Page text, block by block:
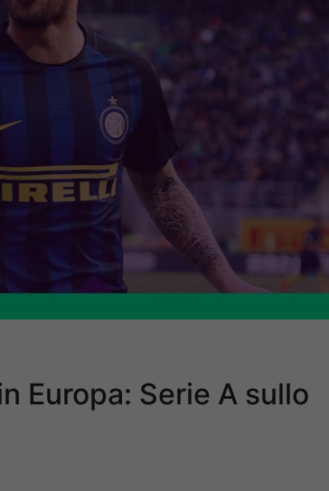
Europa: Serie A sullo